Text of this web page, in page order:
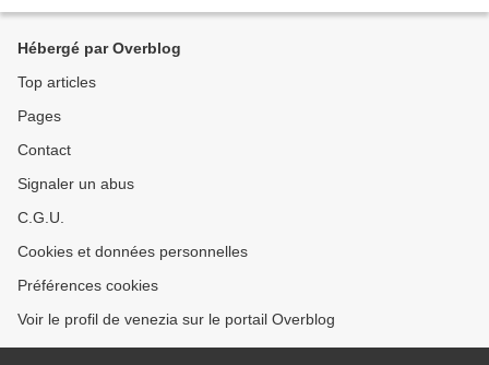
Hébergé par Overblog
Top articles
Pages
Contact
Signaler un abus
C.G.U.
Cookies et données personnelles
Préférences cookies
Voir le profil de venezia sur le portail Overblog